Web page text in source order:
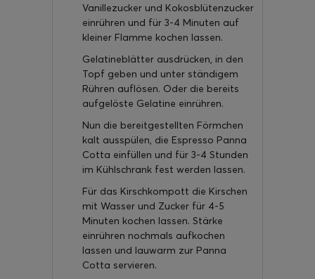
Vanillezucker und Kokosblütenzucker
einrühren und für 3-4 Minuten auf
kleiner Flamme kochen lassen.
Gelatineblätter ausdrücken, in den
Topf geben und unter ständigem
Rühren auflösen. Oder die bereits
aufgelöste Gelatine einrühren.
Nun die bereitgestellten Förmchen
kalt ausspülen, die Espresso Panna
Cotta einfüllen und für 3-4 Stunden
im Kühlschrank fest werden lassen.
Für das Kirschkompott die Kirschen
mit Wasser und Zucker für 4-5
Minuten kochen lassen. Stärke
einrühren nochmals aufkochen
lassen und lauwarm zur Panna
Cotta servieren.